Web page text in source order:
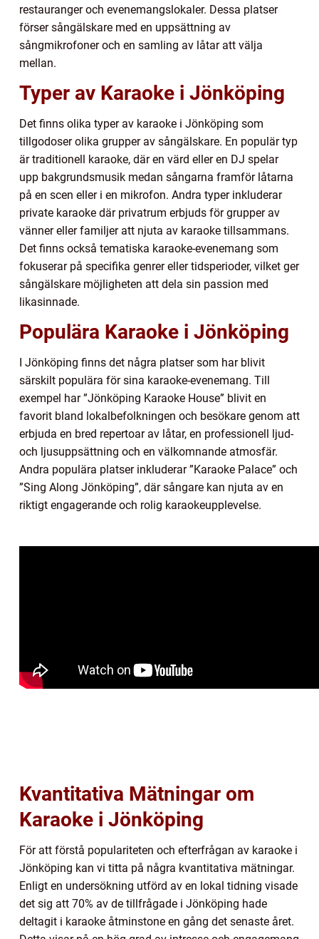
restauranger och evenemangslokaler. Dessa platser
förser sångälskare med en uppsättning av
sångmikrofoner och en samling av låtar att välja
mellan.
Typer av Karaoke i Jönköping
Det finns olika typer av karaoke i Jönköping som
tillgodoser olika grupper av sångälskare. En populär typ
är traditionell karaoke, där en värd eller en DJ spelar
upp bakgrundsmusik medan sångarna framför låtarna
på en scen eller i en mikrofon. Andra typer inkluderar
private karaoke där privatrum erbjuds för grupper av
vänner eller familjer att njuta av karaoke tillsammans.
Det finns också tematiska karaoke-evenemang som
fokuserar på specifika genrer eller tidsperioder, vilket ger
sångälskare möjligheten att dela sin passion med
likasinnade.
Populära Karaoke i Jönköping
I Jönköping finns det några platser som har blivit
särskilt populära för sina karaoke-evenemang. Till
exempel har ”Jönköping Karaoke House” blivit en
favorit bland lokalbefolkningen och besökare genom att
erbjuda en bred repertoar av låtar, en professionell ljud-
och ljusuppsättning och en välkomnande atmosfär.
Andra populära platser inkluderar ”Karaoke Palace” och
”Sing Along Jönköping”, där sångare kan njuta av en
riktigt engagerande och rolig karaokeupplevelse.
Kvantitativa Mätningar om
Karaoke i Jönköping
För att förstå populariteten och efterfrågan av karaoke i
Jönköping kan vi titta på några kvantitativa mätningar.
Enligt en undersökning utförd av en lokal tidning visade
det sig att 70% av de tillfrågade i Jönköping hade
deltagit i karaoke åtminstone en gång det senaste året.